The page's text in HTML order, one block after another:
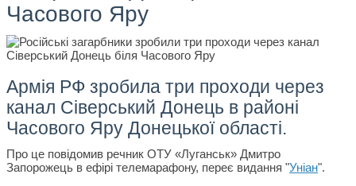
Часового Яру
Армія РФ зробила три проходи через
канал Сіверський Донець в районі
Часового Яру Донецької області.
Про це повідомив речник ОТУ «Луганськ» Дмитро
Запорожець в ефірі телемарафону, переє видання "Уніан".